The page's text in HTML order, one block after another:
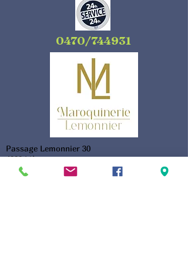
0470/744931
Passage Lemonnier 30
4000 Liège
0455/199819